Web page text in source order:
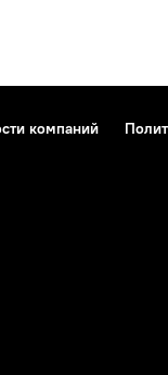
компаний